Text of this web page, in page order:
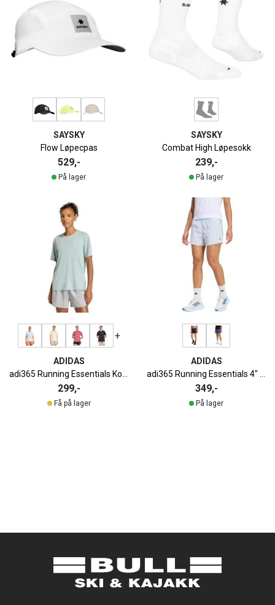
SAYSKY
Flow Løpecpas
529,-
På lager
SAYSKY
Combat High Løpesokk
239,-
På lager
+
ADIDAS
adi365 Running Essentials Kortermet Løpetrøye Dame
299,-
Få på lager
ADIDAS
adi365 Running Essentials 4" Løpeshorts Dame | Crystal Sky
349,-
På lager